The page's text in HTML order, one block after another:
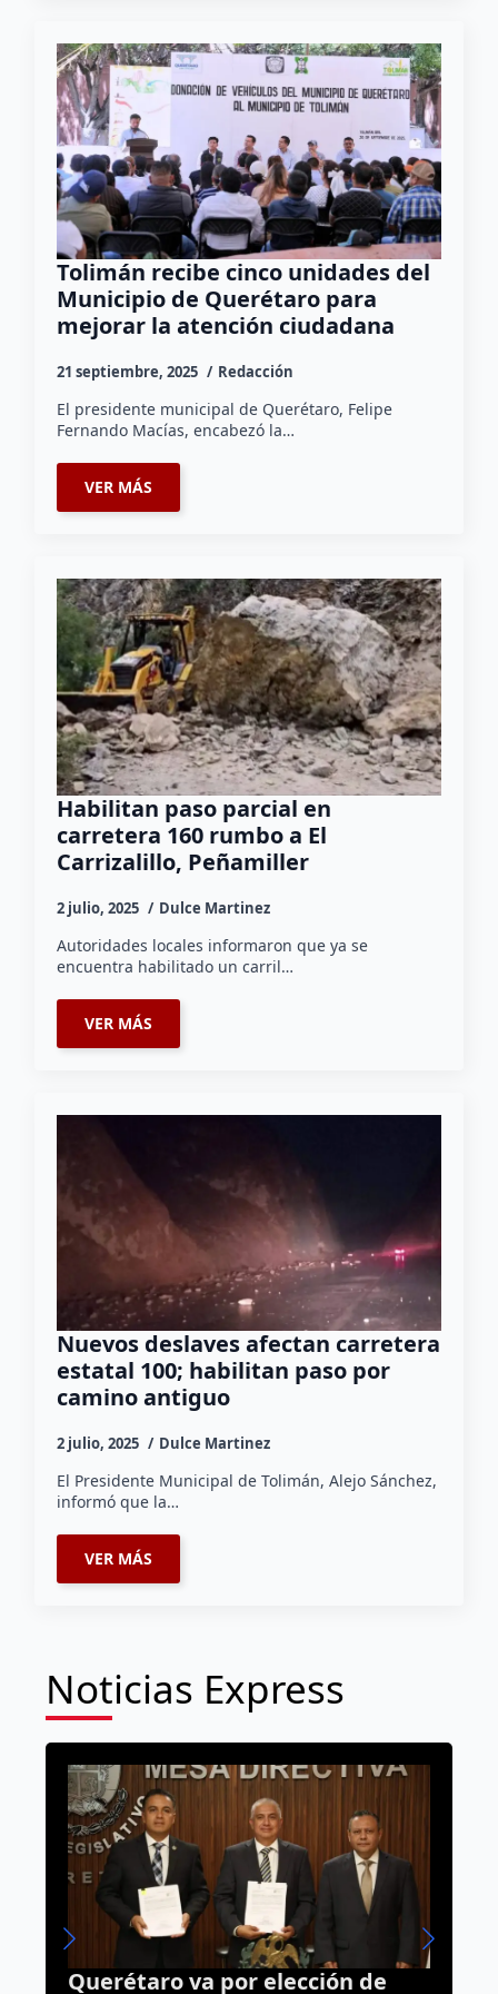
Tolimán recibe cinco unidades del
Municipio de Querétaro para
mejorar la atención ciudadana
21 septiembre, 2025 Redacción
El presidente municipal de Querétaro, Felipe
Fernando Macías, encabezó la…
VER MÁS
Habilitan paso parcial en
carretera 160 rumbo a El
Carrizalillo, Peñamiller
2 julio, 2025 Dulce Martinez
Autoridades locales informaron que ya se
encuentra habilitado un carril…
VER MÁS
Nuevos deslaves afectan carretera
estatal 100; habilitan paso por
camino antiguo
2 julio, 2025 Dulce Martinez
El Presidente Municipal de Tolimán, Alejo Sánchez,
informó que la…
VER MÁS
Noticias Express
Centro Histórico estrenará